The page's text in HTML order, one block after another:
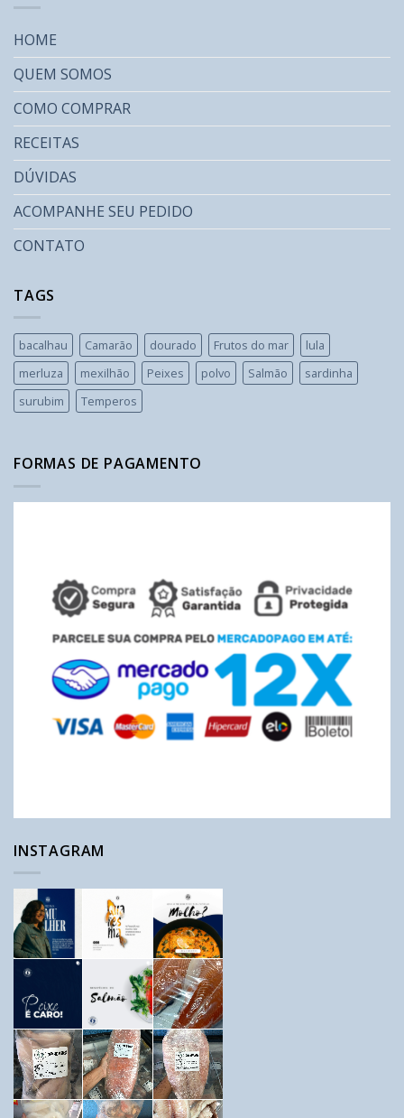
HOME
QUEM SOMOS
COMO COMPRAR
RECEITAS
DÚVIDAS
ACOMPANHE SEU PEDIDO
CONTATO
TAGS
bacalhau Camarão dourado Frutos do mar
lula
merluza
mexilhão Peixes polvo Salmão
sardinha
surubim
Temperos
FORMAS DE PAGAMENTO
INSTAGRAM